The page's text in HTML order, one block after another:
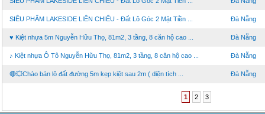
SIÊU PHẨM LAKESIDE LIÊN CHIỂU - Đất Lô Góc 2 Mặt Tiền ... Đà Nẵng
♥ Kiệt nhựa 5m Nguyễn Hữu Thọ, 81m2, 3 tầng, 8 căn hộ cao ... Đà Nẵng
♪ Kiệt nhựa Ô Tô Nguyễn Hữu Thọ, 81m2, 3 tầng, 8 căn hộ cao ... Đà Nẵng
🔴💥Chào bán lô đất đường 5m kẹp kiệt sau 2m ( diện tích ... Đà Nẵng
1 2 3